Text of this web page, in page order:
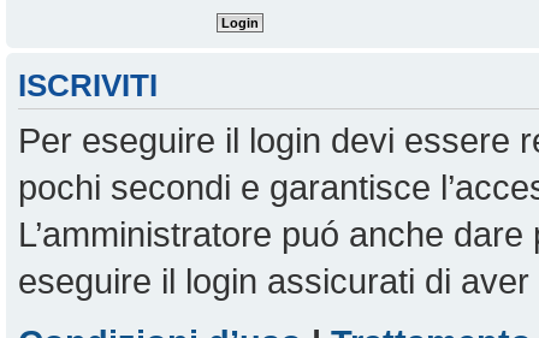
ISCRIVITI
Per eseguire il login devi essere
pochi secondi e garantisce
L’amministratore puó anche
eseguire il login assicurati di